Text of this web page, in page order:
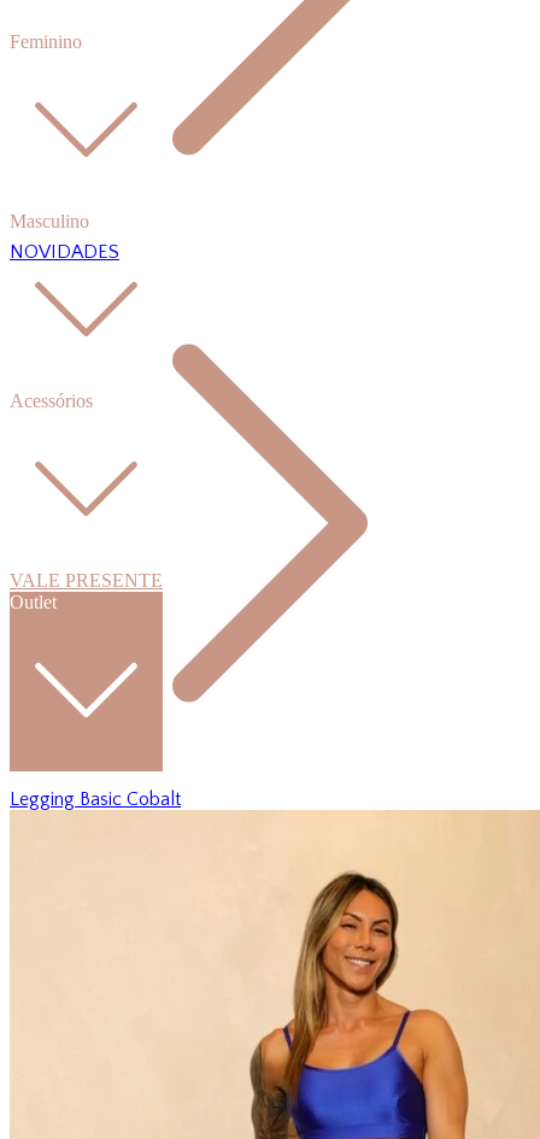
Feminino
Masculino
Acessórios
VALE PRESENTE
Outlet
NOVIDADES
Legging Basic Cobalt